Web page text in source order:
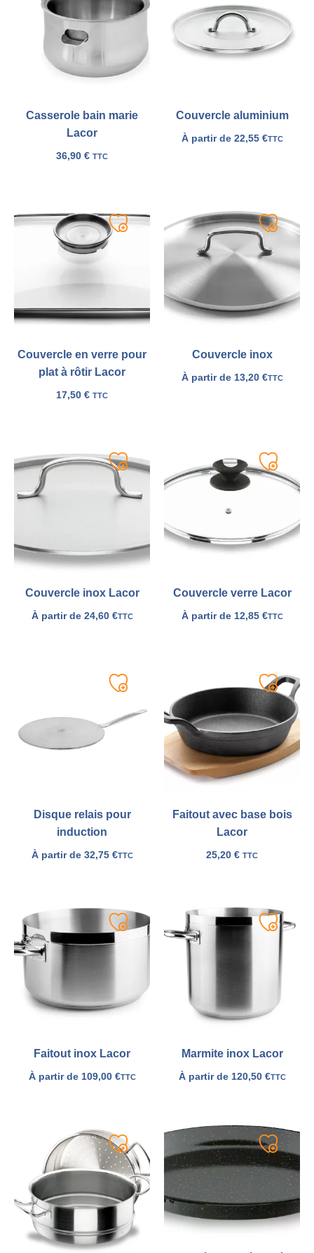
Casserole bain marie
Lacor
36,90 € TTC
liste
Couvercle aluminium
À partir de 22,55 €TTC
ma
liste
Couvercle en verre pour
plat à rôtir Lacor
17,50 € TTC
Ajouter
Couvercle inox
À partir de 13,20 €TTC
Ajouter
ma
liste
Couvercle inox Lacor
À partir de 24,60 €TTC
Ajouter
à
ma
liste
Couvercle verre Lacor
À partir de 12,85 €TTC
Ajouter
à
Disque relais pour
induction
À partir de 32,75 €TTC
Ajouter
liste
Faitout avec base bois
Lacor
25,20 € TTC
Ajouter
à
ma
liste
Faitout inox Lacor
À partir de 109,00 €TTC
Ajouter
Marmite inox Lacor
À partir de 120,50 €TTC
Ajouter
liste
Ajouter
ma
liste
Ajouter
à
ma
liste